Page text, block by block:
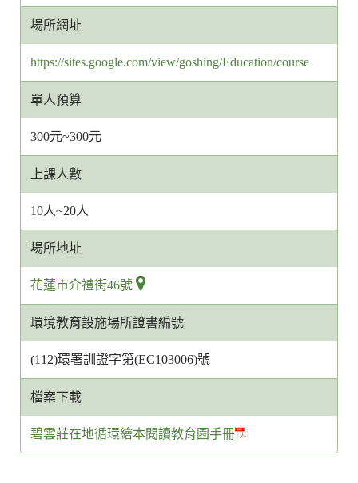
服
信
網
址
服
網
場所網址
https://sites.google.com/view/goshing/Education/course
單人預算
300元~300元
上課人數
10人~20人
場所地址
花蓮市介禮街46號
環境教育設施場所證書編號
(112)環署訓證字第(EC103006)號
檔案下載
碧雲莊在地循環繪本閱讀教育園手冊